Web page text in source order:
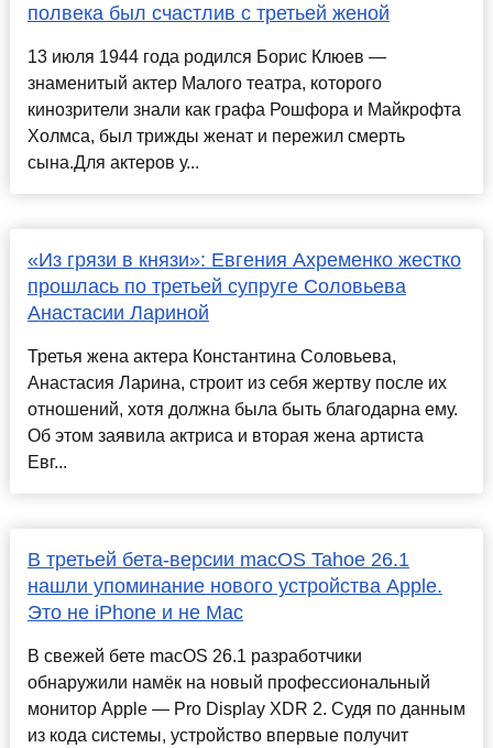
полвека был счастлив с третьей женой
13 июля 1944 года родился Борис Клюев —
знаменитый актер Малого театра, которого
кинозрители знали как графа Рошфора и Майкрофта
Холмса, был трижды женат и пережил смерть
сына.Для актеров у...
«Из грязи в князи»: Евгения Ахременко жестко
прошлась по третьей супруге Соловьева
Анастасии Лариной
Третья жена актера Константина Соловьева,
Анастасия Ларина, строит из себя жертву после их
отношений, хотя должна была быть благодарна ему.
Об этом заявила актриса и вторая жена артиста
Евг...
В третьей бета-версии macOS Tahoe 26.1
нашли упоминание нового устройства Apple.
Это не iPhone и не Mac
В свежей бете macOS 26.1 разработчики
обнаружили намёк на новый профессиональный
монитор Apple — Pro Display XDR 2. Судя по данным
из кода системы, устройство впервые получит